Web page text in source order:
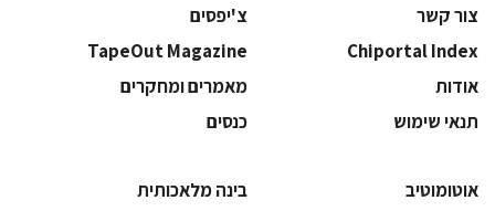
צור קשר
צ'יפסים
Chiportal Index
TapeOut Magazine
אודות
מאמרים ומחקרים
תנאי שימוש
כנסים
אוטומוטיב
בינה מלאכותית